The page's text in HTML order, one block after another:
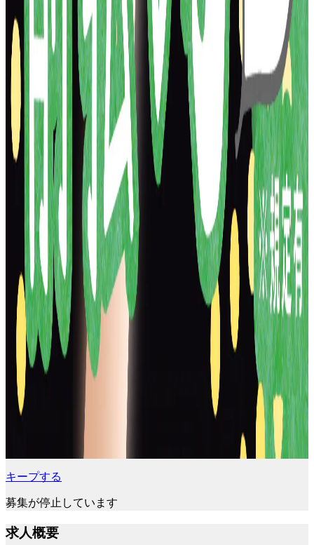
キープする
募集が停止しています
求人概要